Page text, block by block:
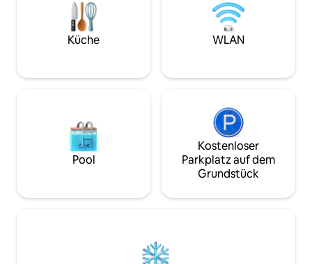
Team wird dafür sorgen, dass dein
Aufenthalt perfekt ist und du das Beste
genießt, was Maputo zu bieten hat.
CHECK-IN: 16:00 UHR CHECK-OUT:
AUSNAHMEN ERLAUBT
gefunden werden kann.
Wohnzimmer
Veranda sind
Stand. Wir haben
Küche WLAN
Pool
Kostenloser
Parkplatz auf dem
Grundstück